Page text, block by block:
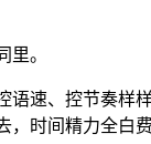
。
速、控节奏
时间精力全白费